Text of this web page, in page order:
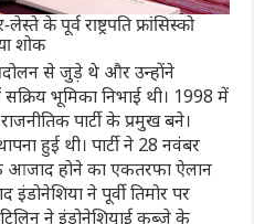
के पूर्व राष्ट्रपति फ्रांसिस्को
शोक
से जुड़े थे और उन्होंने
भूमिका निभाई थी। 1998 में
पार्टी के प्रमुख बने।
हुई थी। पार्टी ने 28 नवंबर
के आजाद होने का एकतरफा ऐलान
ने पूर्वी तिमोर पर
ने इंडोनेशियाई कब्जे के